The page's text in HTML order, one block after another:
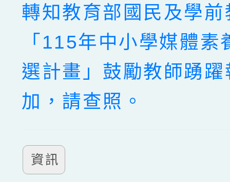
轉知教育部國民及學前
「115年中小學媒體素
選計畫」鼓勵教師踴躍
加，請查照。
資訊